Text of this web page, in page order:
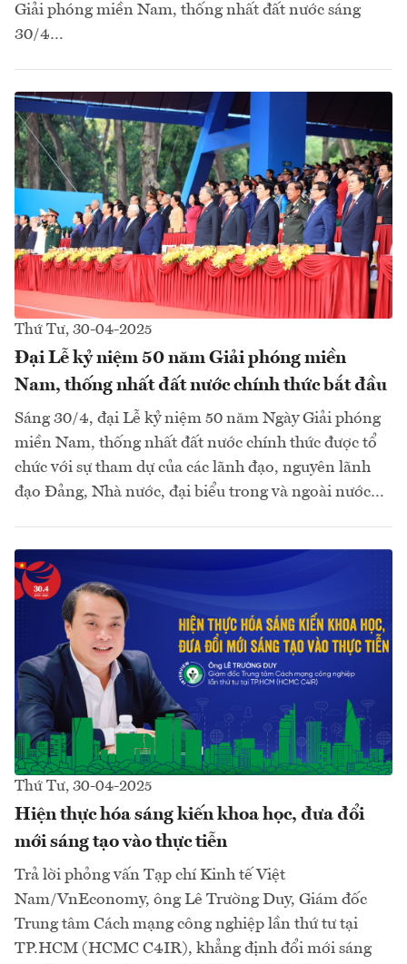
Giải phóng miền Nam, thống nhất đất nước sáng
30/4…
Thứ Tư, 30-04-2025
Đại Lễ kỷ niệm 50 năm Giải phóng miền
Nam, thống nhất đất nước chính thức bắt đầu
Sáng 30/4, đại Lễ kỷ niệm 50 năm Ngày Giải phóng
miền Nam, thống nhất đất nước chính thức được tổ
chức với sự tham dự của các lãnh đạo, nguyên lãnh
đạo Đảng, Nhà nước, đại biểu trong và ngoài nước…
Thứ Tư, 30-04-2025
Hiện thực hóa sáng kiến khoa học, đưa đổi
mới sáng tạo vào thực tiễn
Trả lời phỏng vấn Tạp chí Kinh tế Việt
Nam/VnEconomy, ông Lê Trường Duy, Giám đốc
Trung tâm Cách mạng công nghiệp lần thứ tư tại
TP.HCM (HCMC C4IR), khẳng định đổi mới sáng